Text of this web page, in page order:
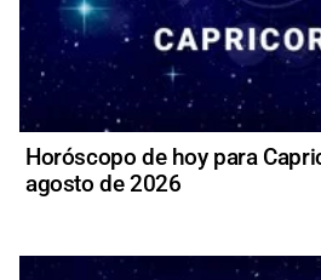
Horóscopo de hoy para
agosto de 2026